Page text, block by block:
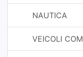
NAUTICA
VEICOLI